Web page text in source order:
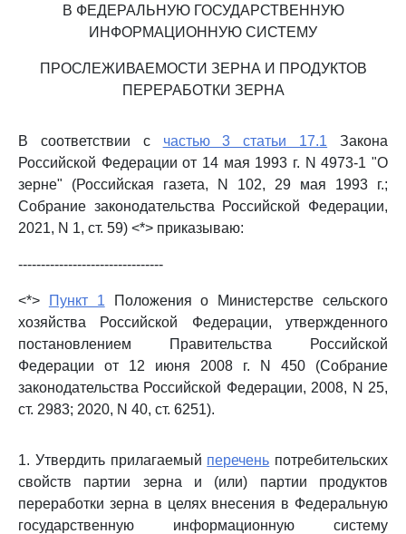
В ФЕДЕРАЛЬНУЮ ГОСУДАРСТВЕННУЮ
ИНФОРМАЦИОННУЮ СИСТЕМУ
ПРОСЛЕЖИВАЕМОСТИ ЗЕРНА И ПРОДУКТОВ
ПЕРЕРАБОТКИ ЗЕРНА
В соответствии с частью 3 статьи 17.1 Закона
Российской Федерации от 14 мая 1993 г. N 4973-1 "О
зерне" (Российская газета, N 102, 29 мая 1993 г.;
Собрание законодательства Российской Федерации,
2021, N 1, ст. 59) <*> приказываю:
--------------------------------
<*> Пункт 1 Положения о Министерстве сельского
хозяйства Российской Федерации, утвержденного
постановлением Правительства Российской
Федерации от 12 июня 2008 г. N 450 (Собрание
законодательства Российской Федерации, 2008, N 25,
ст. 2983; 2020, N 40, ст. 6251).
1. Утвердить прилагаемый перечень потребительских
свойств партии зерна и (или) партии продуктов
переработки зерна в целях внесения в Федеральную
государственную информационную систему